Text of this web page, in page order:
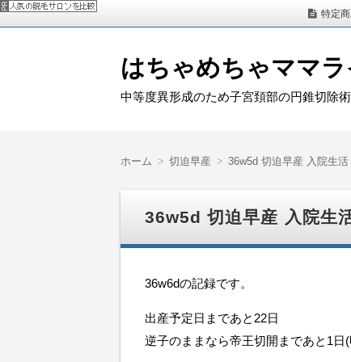
特定
はちゃめちゃママラ
中等度異形成のため子宮頚部の円錐切除
ホーム 切迫早産 36w5d 切迫早産 入院生活
36w5d 切迫早産 入院生
36w6dの記録です。
出産予定日まであと22日
逆子のままなら帝王切開まであと1日